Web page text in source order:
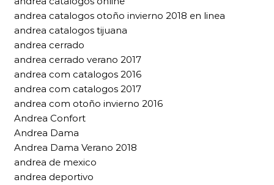
andrea catalogos otoño invierno 2018 en linea
andrea catalogos tijuana
andrea cerrado
andrea cerrado verano 2017
andrea com catalogos 2016
andrea com catalogos 2017
andrea com otoño invierno 2016
Andrea Confort
Andrea Dama
Andrea Dama Verano 2018
andrea de mexico
andrea deportivo